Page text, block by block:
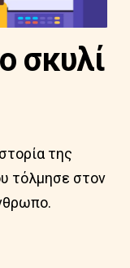
σκυλί
της
τόλμησε στον